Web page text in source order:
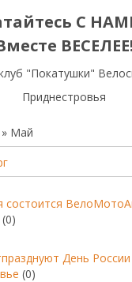
С
ВЕСЕЛЕЕ!
"Покатушки"
Приднестровья
» Май
состоится
(0)
День России
(0)